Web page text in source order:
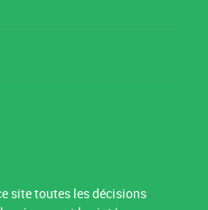
site toutes les décisions